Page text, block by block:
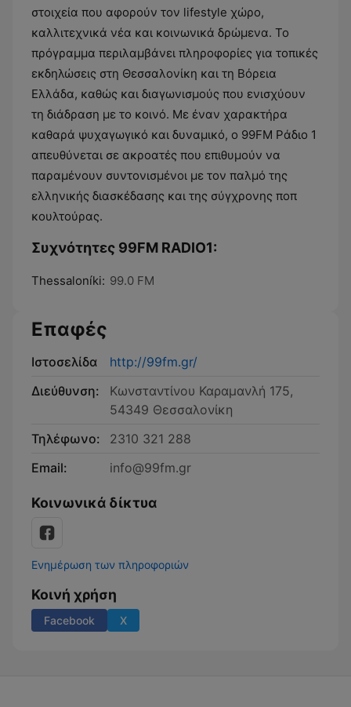
στοιχεία που αφορούν τον lifestyle χώρο,
καλλιτεχνικά νέα και κοινωνικά δρώμενα. Το
πρόγραμμα περιλαμβάνει πληροφορίες για τοπικές
εκδηλώσεις στη Θεσσαλονίκη και τη Βόρεια
Ελλάδα, καθώς και διαγωνισμούς που ενισχύουν
τη διάδραση με το κοινό. Με έναν χαρακτήρα
καθαρά ψυχαγωγικό και δυναμικό, ο 99FM Ράδιο 1
απευθύνεται σε ακροατές που επιθυμούν να
παραμένουν συντονισμένοι με τον παλμό της
ελληνικής διασκέδασης και της σύγχρονης ποπ
κουλτούρας.
Συχνότητες 99FM RADIO1:
Thessaloníki: 99.0 FM
Επαφές
Ιστοσελίδα
http://99fm.gr/
Διεύθυνση:
Κωνσταντίνου Καραμανλή 175,
54349 Θεσσαλονίκη
Τηλέφωνο:
2310 321 288
Email:
info@99fm.gr
Κοινωνικά δίκτυα
Ενημέρωση των πληροφοριών
Κοινή χρήση
Facebook X